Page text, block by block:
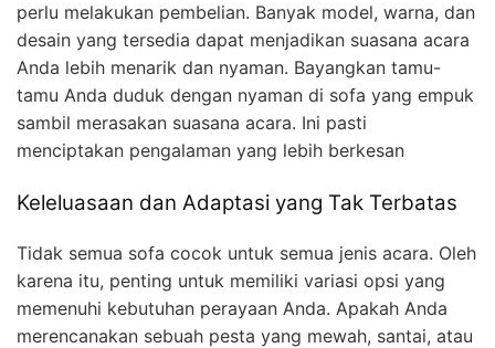
perlu melakukan pembelian. Banyak model, warna, dan
desain yang tersedia dapat menjadikan suasana acara
Anda lebih menarik dan nyaman. Bayangkan tamu-
tamu Anda duduk dengan nyaman di sofa yang empuk
sambil merasakan suasana acara. Ini pasti
menciptakan pengalaman yang lebih berkesan
Keleluasaan dan Adaptasi yang Tak Terbatas
Tidak semua sofa cocok untuk semua jenis acara. Oleh
karena itu, penting untuk memiliki variasi opsi yang
memenuhi kebutuhan perayaan Anda. Apakah Anda
merencanakan sebuah pesta yang mewah, santai, atau